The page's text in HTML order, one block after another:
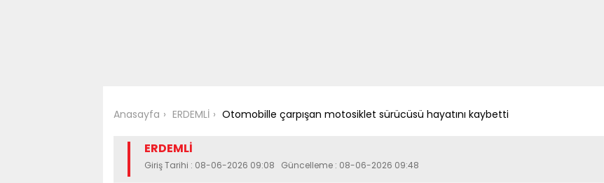
Anasayfa ERDEMLİ Otomobille çarpışan motosiklet sürücüsü hayatını kaybetti
ERDEMLİ
Giriş Tarihi : 08-06-2026 09:08 Güncelleme : 08-06-2026 09:48